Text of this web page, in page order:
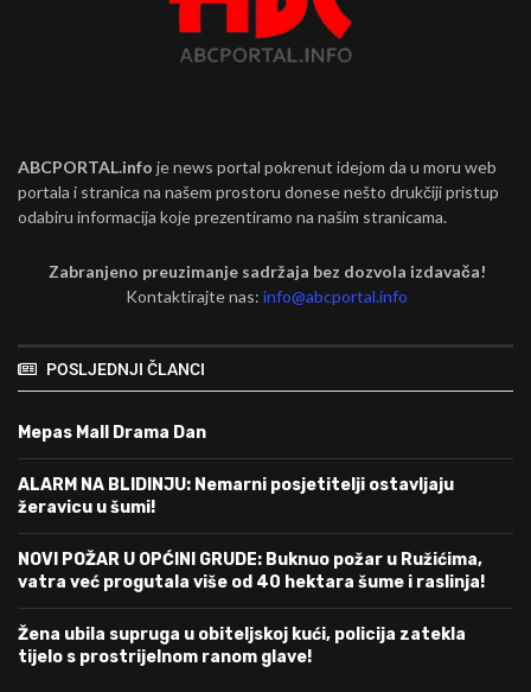
ABCPORTAL.info je news portal pokrenut idejom da u moru web
portala i stranica na našem prostoru donese nešto drukčiji pristup
odabiru informacija koje prezentiramo na našim stranicama.
Zabranjeno preuzimanje sadržaja bez dozvola izdavača!
Kontaktirajte nas:info@abcportal.info
POSLJEDNJI ČLANCI
Mepas Mall Drama Dan
ALARM NA BLIDINJU: Nemarni posjetitelji ostavljaju
žeravicu u šumi!
NOVI POŽAR U OPĆINI GRUDE: Buknuo požar u Ružićima,
vatra već progutala više od 40 hektara šume i raslinja!
Žena ubila supruga u obiteljskoj kući, policija zatekla
tijelo s prostrijelnom ranom glave!